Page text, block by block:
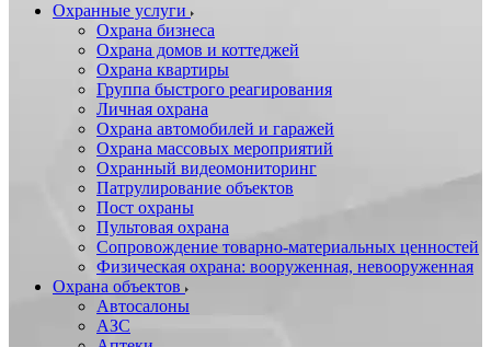
Охранные услуги
Охрана бизнеса
Охрана домов и коттеджей
Охрана квартиры
Группа быстрого реагирования
Личная охрана
Охрана автомобилей и гаражей
Охрана массовых мероприятий
Охранный видеомониторинг
Патрулирование объектов
Пост охраны
Пультовая охрана
Сопровождение товарно-материальных ценностей
Физическая охрана: вооруженная, невооруженная
Охрана объектов
Автосалоны
АЗС